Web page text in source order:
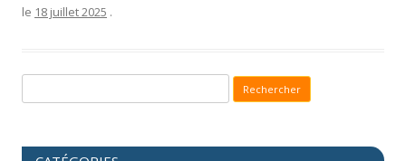
le 18 juillet 2025 .